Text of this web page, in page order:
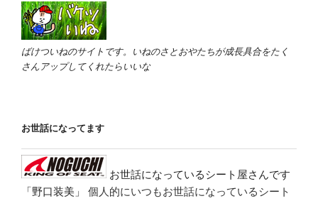
ばけついねのサイトです。いねのさとおやたちが成長具合をたく
さんアップしてくれたらいいな
お世話になってます
お世話になっているシート屋さんです
「野口装美」
個人的にいつもお世話になっているシート